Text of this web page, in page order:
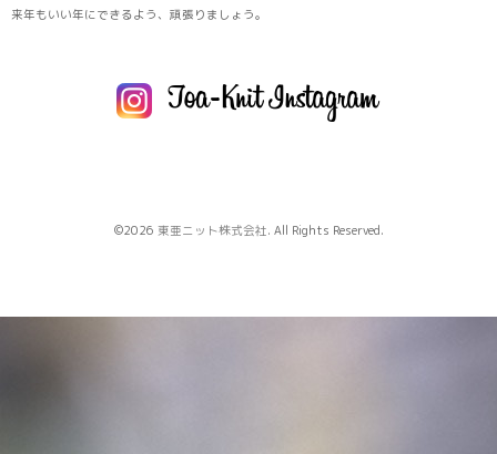
来年もいい年にできるよう、頑張りましょう。
©2026 東亜ニット株式会社. All Rights Reserved.